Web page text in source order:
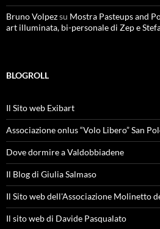
Bruno Volpezsu Mostra Pasteups and
art illuminata, bi-personale di Zep e
BLOGROLL
Il Sito web Exibart
Associazione onlus “Volo Libero” San
Dove dormire a Valdobbiadene
Il Blog di Giulia Salmaso
Il Sito web dell'Associazione Molinetto
Il sito web di Davide Pasqualato